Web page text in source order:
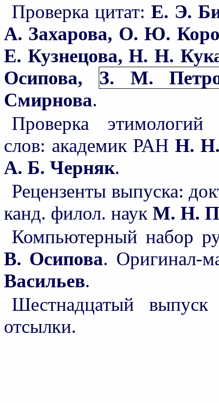
Проверка цитат: Е. Э.
А. Захарова, О. Ю.
Е. Кузнецова, Н. Н.
Осипова, З. М.
Смирнова.
Проверка этимологий
слов: академик РАН Н. Н.
А. Б. Черняк.
Рецензенты выпуска:
канд. филол. наук М. Н.
Компьютерный набор
В. Осипова. Оригинал-
Васильев.
Шестнадцатый
отсылки.